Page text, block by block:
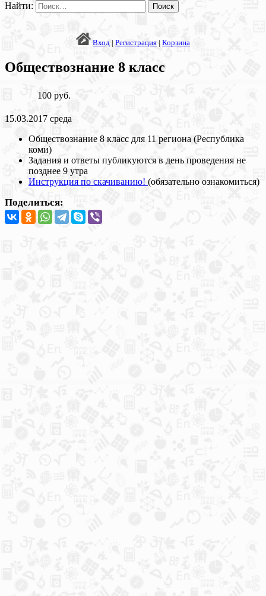
Найти:
Вход | Регистрация | Корзина
Обществознание 8 класс
100 руб.
15.03.2017 среда
Обществознание 8 класс для 11 региона (Республика
коми)
Задания и ответы публикуются в день проведения не
позднее 9 утра
Инструкция по скачиванию! (обязательно ознакомиться)
Поделиться: